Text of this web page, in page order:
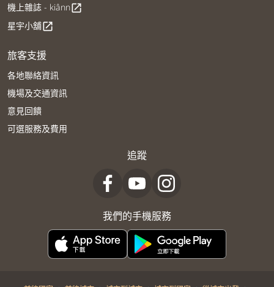
機上雜誌 - kiânnopen_in_new
星宇小舖open_in_new
旅客支援
各地聯絡資訊
機場及交通資訊
意見回饋
可選服務及費用
追蹤
我們的手機服務